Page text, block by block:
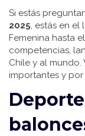
Si estás
2025, estás en el
Femenina hasta
competencias,
Chile y al mundo.
importantes y